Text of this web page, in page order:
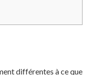
différentes à ce que